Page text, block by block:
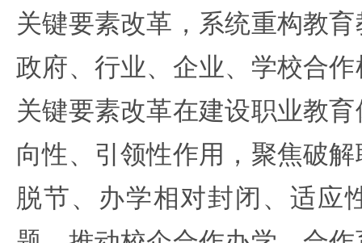
关键要素改革，系统重构教
政府、行业、企业、学校合
关键要素改革在建设职业教
向性、引领性作用，聚焦破
脱节、办学相对封闭、适应